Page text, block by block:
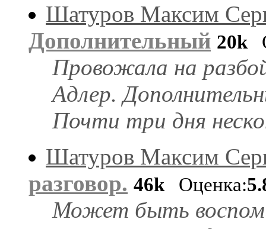
Шатуров Максим
Дополнительный 20k
Провожала на
Адлер.
Почти три дня
Шатуров Максим
разговор. 46k Оценка:
Может быть